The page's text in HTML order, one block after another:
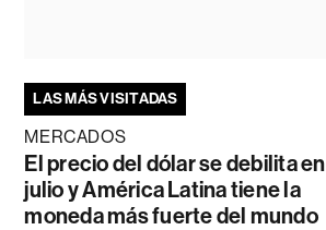
LAS MÁS VISITADAS
MERCADOS
El precio del dólar se debilita en
julio y América Latina tiene la
moneda más fuerte del mundo